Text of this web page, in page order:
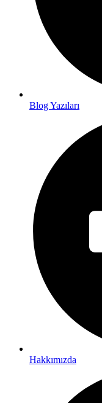
Blog Yazıları
Hakkımızda